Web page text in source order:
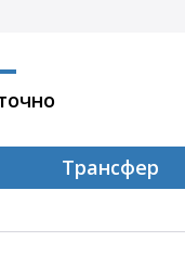
Трансфер